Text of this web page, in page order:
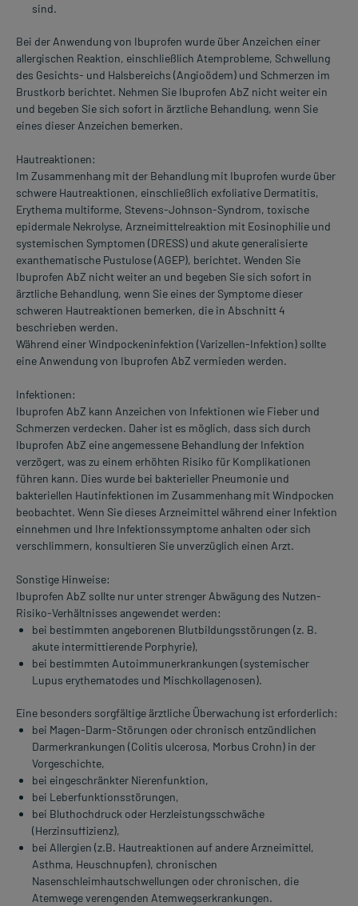
sind.
Bei der Anwendung von Ibuprofen wurde über Anzeichen einer
allergischen Reaktion, einschließlich Atemprobleme, Schwellung
des Gesichts- und Halsbereichs (Angioödem) und Schmerzen im
Brustkorb berichtet. Nehmen Sie Ibuprofen AbZ nicht weiter ein
und begeben Sie sich sofort in ärztliche Behandlung, wenn Sie
eines dieser Anzeichen bemerken.
Hautreaktionen:
Im Zusammenhang mit der Behandlung mit Ibuprofen wurde über
schwere Hautreaktionen, einschließlich exfoliative Dermatitis,
Erythema multiforme, Stevens-Johnson-Syndrom, toxische
epidermale Nekrolyse, Arzneimittelreaktion mit Eosinophilie und
systemischen Symptomen (DRESS) und akute generalisierte
exanthematische Pustulose (AGEP), berichtet. Wenden Sie
Ibuprofen AbZ nicht weiter an und begeben Sie sich sofort in
ärztliche Behandlung, wenn Sie eines der Symptome dieser
schweren Hautreaktionen bemerken, die in Abschnitt 4
beschrieben werden.
Während einer Windpockeninfektion (Varizellen-Infektion) sollte
eine Anwendung von Ibuprofen AbZ vermieden werden.
Infektionen:
Ibuprofen AbZ kann Anzeichen von Infektionen wie Fieber und
Schmerzen verdecken. Daher ist es möglich, dass sich durch
Ibuprofen AbZ eine angemessene Behandlung der Infektion
verzögert, was zu einem erhöhten Risiko für Komplikationen
führen kann. Dies wurde bei bakterieller Pneumonie und
bakteriellen Hautinfektionen im Zusammenhang mit Windpocken
beobachtet. Wenn Sie dieses Arzneimittel während einer Infektion
einnehmen und Ihre Infektionssymptome anhalten oder sich
verschlimmern, konsultieren Sie unverzüglich einen Arzt.
Sonstige Hinweise:
Ibuprofen AbZ sollte nur unter strenger Abwägung des Nutzen-
Risiko-Verhältnisses angewendet werden:
bei bestimmten angeborenen Blutbildungsstörungen (z. B.
akute intermittierende Porphyrie),
bei bestimmten Autoimmunerkrankungen (systemischer
Lupus erythematodes und Mischkollagenosen).
Eine besonders sorgfältige ärztliche Überwachung ist erforderlich:
bei Magen-Darm-Störungen oder chronisch entzündlichen
Darmerkrankungen (Colitis ulcerosa, Morbus Crohn) in der
Vorgeschichte,
bei eingeschränkter Nierenfunktion,
bei Leberfunktionsstörungen,
bei Bluthochdruck oder Herzleistungsschwäche
(Herzinsuffizienz),
bei Allergien (z.B. Hautreaktionen auf andere Arzneimittel,
Asthma, Heuschnupfen), chronischen
Nasenschleimhautschwellungen oder chronischen, die
Atemwege verengenden Atemwegserkrankungen.